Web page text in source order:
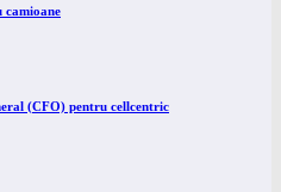
camioane
(CFO) pentru cellcentric